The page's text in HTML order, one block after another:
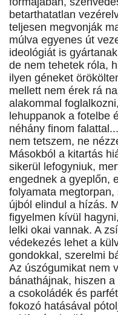
betarthatatlan
teljesen megvonják
múlva egyenes út
ideológiát is
de nem tehetek róla,
ilyen géneket
mellett nem érek rá
alakommal
lehuppanok a fotelbe
néhány finom
nem tetszem, ne
Másokból a kitartás
sikerül lefogyniuk,
engednek a gyeplőn,
folyamata
újból elindul a hízás.
figyelmen kívül
lelki okai vannak. A
védekezés lehet a
gondokkal, szerelmi
Az úszógumikat nem
bánathájnak, hiszen
a csokoládék és
fokozó hatásával